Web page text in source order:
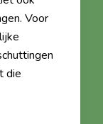
Voor
die